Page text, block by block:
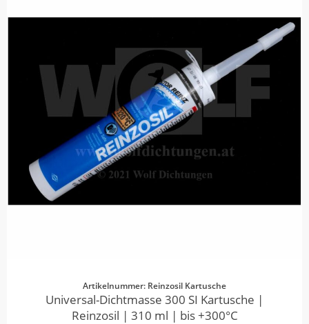
Artikelnummer: Reinzosil Kartusche
Universal-Dichtmasse 300 SI Kartusche |
Reinzosil | 310 ml | bis +300°C